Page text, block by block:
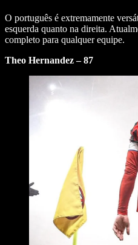
O português é extremamente
esquerda quanto na direita.
completo para qualquer equipe.
Theo Hernandez – 87